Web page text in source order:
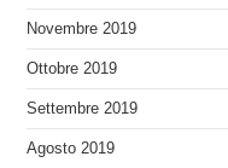
Novembre 2019
Ottobre 2019
Settembre 2019
Agosto 2019